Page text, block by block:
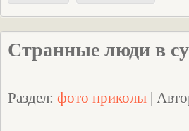
Странные люди в
Раздел: фото приколы |